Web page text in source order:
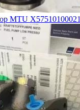
MTU X57510100021